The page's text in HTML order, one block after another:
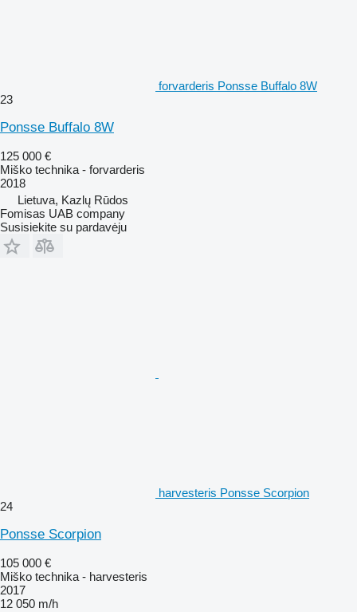
forvarderis Ponsse Buffalo 8W
23
Ponsse Buffalo 8W
125 000 €
Miško technika - forvarderis
2018
Lietuva, Kazlų Rūdos
Fomisas UAB company
Susisiekite su pardavėju
harvesteris Ponsse Scorpion
24
Ponsse Scorpion
105 000 €
Miško technika - harvesteris
2017
12 050 m/h